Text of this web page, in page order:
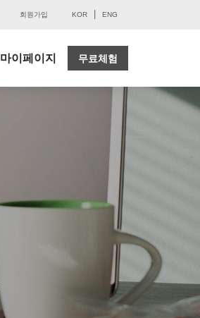
회원가입 KOR ENG
마이페이지 무료체험